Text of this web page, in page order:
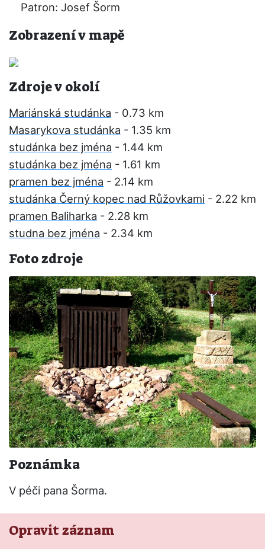
Patron: Josef Šorm
Zobrazení v mapě
Zdroje v okolí
Mariánská studánka - 0.73 km
Masarykova studánka - 1.35 km
studánka bez jména - 1.44 km
studánka bez jména - 1.61 km
pramen bez jména - 2.14 km
studánka Černý kopec nad Růžovkami - 2.22 km
pramen Baliharka - 2.28 km
studna bez jména - 2.34 km
Foto zdroje
Poznámka
V péči pana Šorma.
Opravit záznam